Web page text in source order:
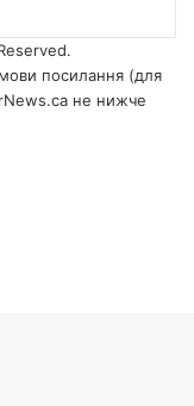
посилання (для
не нижче